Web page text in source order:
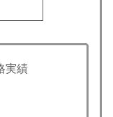
実績